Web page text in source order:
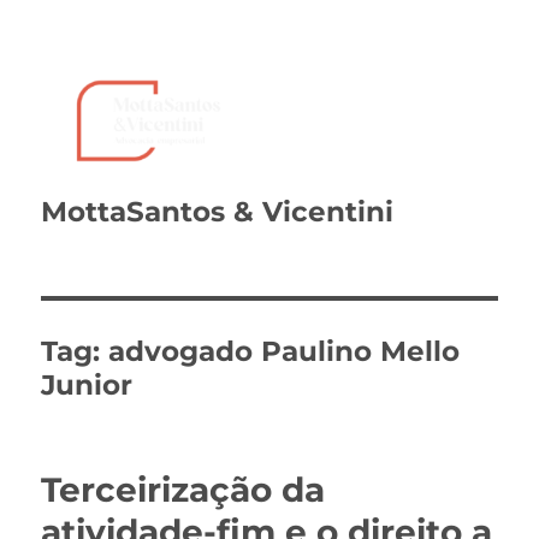
MottaSantos & Vicentini
Tag: advogado Paulino Mello
Junior
Terceirização da